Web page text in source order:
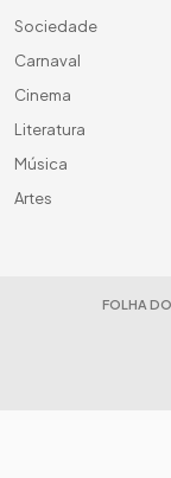
Sociedade
Carnaval
Cinema
Literatura
Música
Artes
FOLHA DO